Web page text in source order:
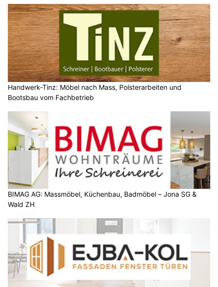
Handwerk-Tinz: Möbel nach Mass, Polsterarbeiten und
Bootsbau vom Fachbetrieb
BIMAG AG: Massmöbel, Küchenbau, Badmöbel – Jona SG &
Wald ZH